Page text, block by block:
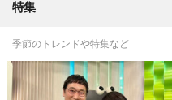
特集
季節のトレンドや特集など